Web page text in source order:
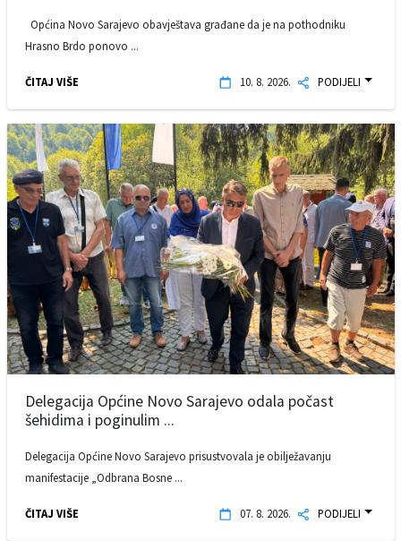
Općina Novo Sarajevo obavještava građane da je na pothodniku
Hrasno Brdo ponovo ...
ČITAJ VIŠE 10. 8. 2026. PODIJELI
Delegacija Općine Novo Sarajevo odala počast
šehidima i poginulim ...
Delegacija Općine Novo Sarajevo prisustvovala je obilježavanju
manifestacije „Odbrana Bosne ...
ČITAJ VIŠE 07. 8. 2026. PODIJELI